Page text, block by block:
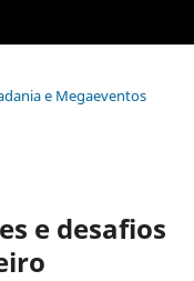
e Megaeventos
e desafios